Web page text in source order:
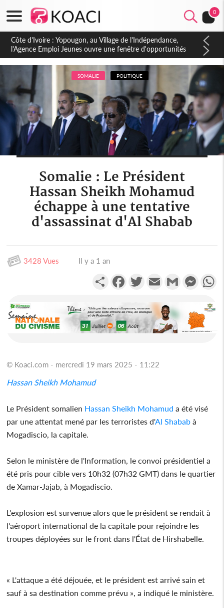
0
Côte d'Ivoire : CHU de Treichville, après la fronde, les agents
contractuels obtiennent un accord avec la direction sur les
arriérés du SMIG 2023
SOMALIE POLITIQUE
Somalie : Le Président
Hassan Sheikh Mohamud
échappe à une tentative
d'assassinat d'Al Shabab
3428 Vues Il y a 1 an
PartagerFacebookTwitterEmail Gmail
© Koaci.com - mercredi 19 mars 2025 - 11:22
Hassan Sheikh Mohamud
Le Président somalien Hassan Sheikh Mohamud a été visé
par une attentat mené par les terroristes d'Al Shabab à
Mogadiscio, la capitale.
Selon le ministère de l'Information, le convoi présidentiel a
été pris pour cible vers 10h32 (07h32 GMT) dans le quartier
de Xamar-Jajab, à Mogadiscio.
L'explosion est survenue alors que le président se rendait à
l'aéroport international de la capitale pour rejoindre les
troupes déployées sur le front dans l'État de Hirshabelle.
« L'attaque a été déjouée, et le président est arrivé sain et
sauf à sa destination comme prévu », a indiqué le ministère.